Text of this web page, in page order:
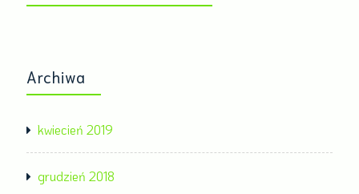
Archiwa
kwiecień 2019
grudzień 2018